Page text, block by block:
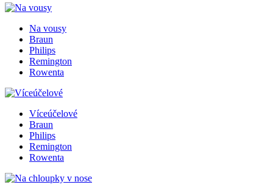
Na vousy
Braun
Philips
Remington
Rowenta
Víceúčelové
Braun
Philips
Remington
Rowenta